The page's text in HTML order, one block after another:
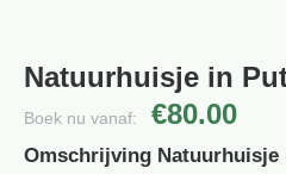
Natuurhuisje in
Boek nu vanaf: €80.00
Omschrijving Natuurhuisje